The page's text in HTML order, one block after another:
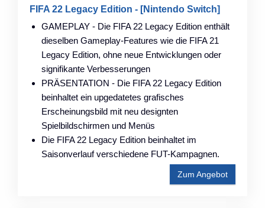
FIFA 22 Legacy Edition - [Nintendo Switch]
GAMEPLAY - Die FIFA 22 Legacy Edition enthält
dieselben Gameplay-Features wie die FIFA 21
Legacy Edition, ohne neue Entwicklungen oder
signifikante Verbesserungen
PRÄSENTATION - Die FIFA 22 Legacy Edition
beinhaltet ein upgedatetes grafisches
Erscheinungsbild mit neu designten
Spielbildschirmen und Menüs
Die FIFA 22 Legacy Edition beinhaltet im
Saisonverlauf verschiedene FUT-Kampagnen.
Zum Angebot